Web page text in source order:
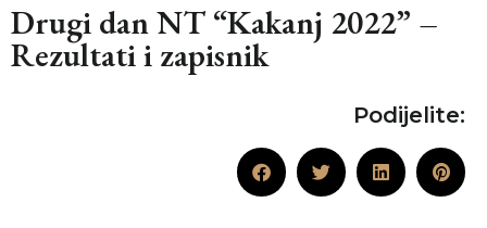
Drugi dan NT “Kakanj 2022” –
Rezultati i zapisnik
Podijelite: